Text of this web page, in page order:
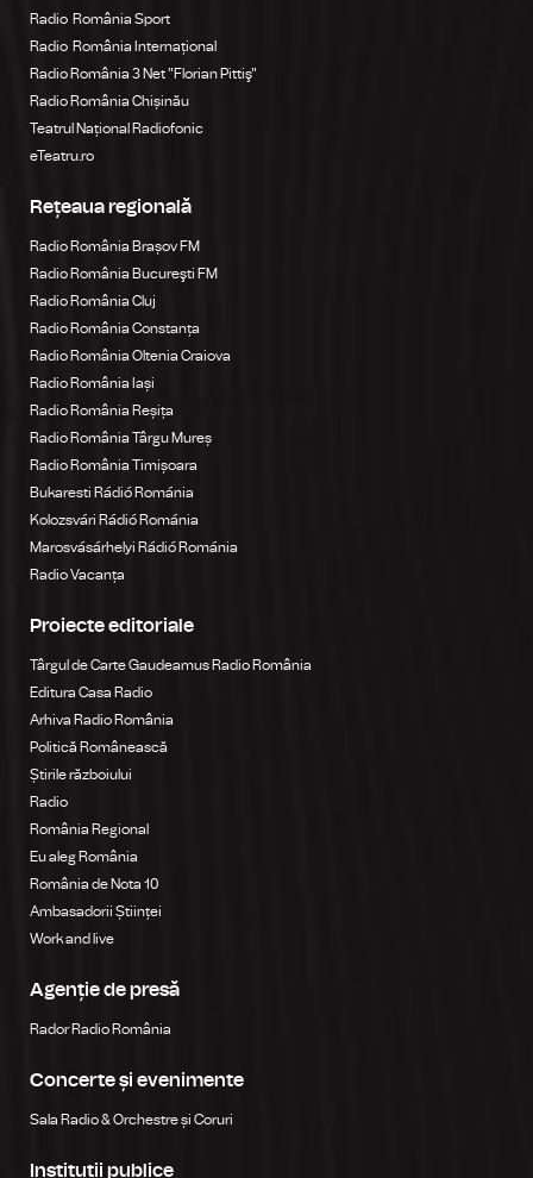
Radio România Sport
Radio România Internațional
Radio România 3 Net "Florian Pittiş"
Radio România Chișinău
Teatrul Național Radiofonic
eTeatru.ro
Rețeaua regională
Radio România Brașov FM
Radio România Bucureşti FM
Radio România Cluj
Radio România Constanța
Radio România Oltenia Craiova
Radio România Iași
Radio România Reșița
Radio România Târgu Mureș
Radio România Timișoara
Bukaresti Rádió Románia
Kolozsvári Rádió Románia
Marosvásárhelyi Rádió Románia
Radio Vacanța
Proiecte editoriale
Târgul de Carte Gaudeamus Radio România
Editura Casa Radio
Arhiva Radio România
Politică Românească
Știrile războiului
Radio
România Regional
Eu aleg România
România de Nota 10
Ambasadorii Științei
Work and live
Agenție de presă
Rador Radio România
Concerte și evenimente
Sala Radio & Orchestre și Coruri
Instituții publice